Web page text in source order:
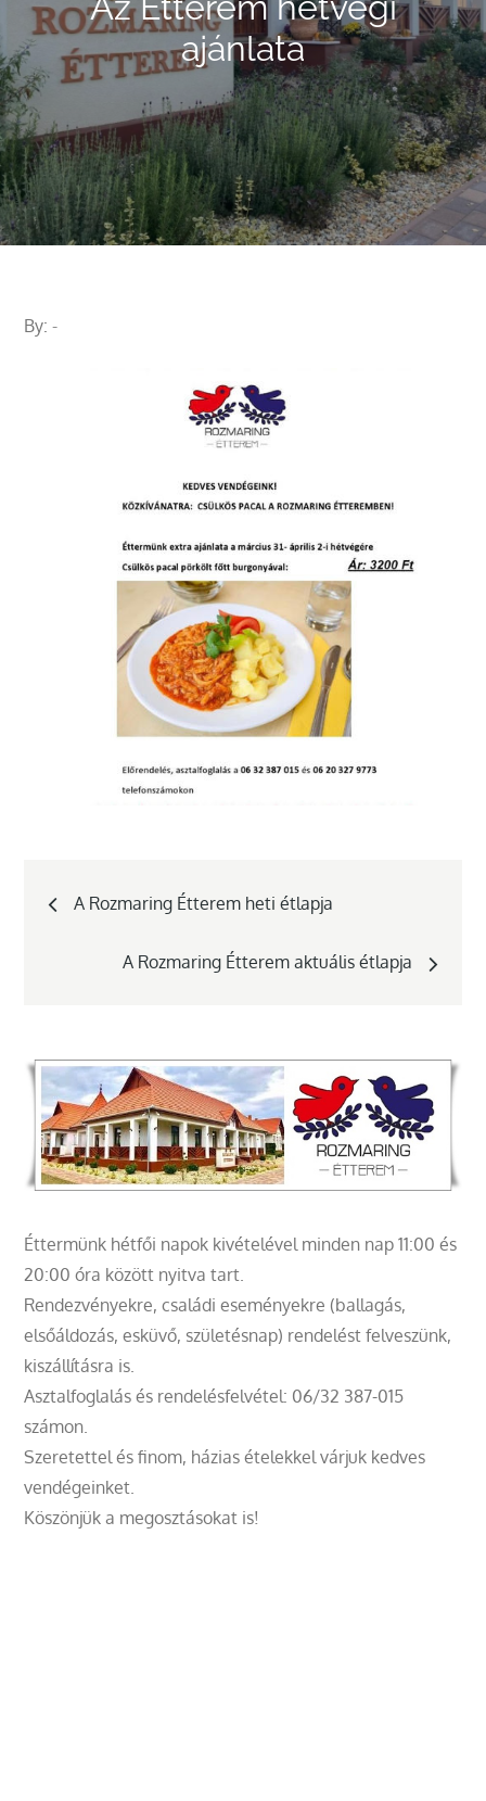
ajánlata
By:-
Bejegyzés
navigáció
A Rozmaring Étterem heti étlapja
A Rozmaring Étterem aktuális étlapja
Éttermünk hétfői napok kivételével minden nap 11:00 és
20:00 óra között nyitva tart.
Rendezvényekre, családi eseményekre (ballagás,
elsőáldozás, esküvő, születésnap) rendelést felveszünk,
kiszállításra is.
Asztalfoglalás és rendelésfelvétel: 06/32 387-015
számon.
Szeretettel és finom, házias ételekkel várjuk kedves
vendégeinket.
Köszönjük a megosztásokat is!